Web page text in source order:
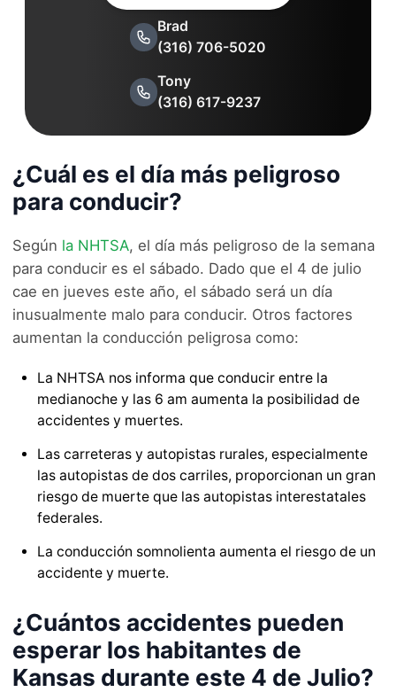
Brad
(316) 706-5020
Tony
(316) 617-9237
¿Cuál es el día más peligroso
para conducir?
Según la NHTSA, el día más peligroso de la semana
para conducir es el sábado. Dado que el 4 de julio
cae en jueves este año, el sábado será un día
inusualmente malo para conducir. Otros factores
aumentan la conducción peligrosa como:
La NHTSA nos informa que conducir entre la
medianoche y las 6 am aumenta la posibilidad de
accidentes y muertes.
Las carreteras y autopistas rurales, especialmente
las autopistas de dos carriles, proporcionan un gran
riesgo de muerte que las autopistas interestatales
federales.
La conducción somnolienta aumenta el riesgo de un
accidente y muerte.
¿Cuántos accidentes pueden
esperar los habitantes de
Kansas durante este 4 de Julio?